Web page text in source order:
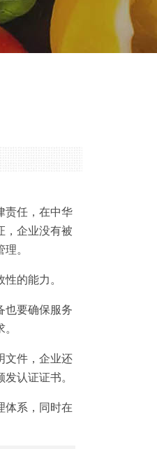
责任，在中华
，企业没有被
。
的能力。
也要确保服务
文件，企业还
认证证书。
体系，同时在